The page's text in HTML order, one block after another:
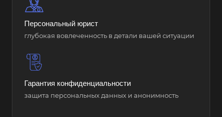
Персональный юрист
глубокая вовлеченность в детали вашей ситуации
Гарантия конфиденциальности
защита персональных данных и анонимность